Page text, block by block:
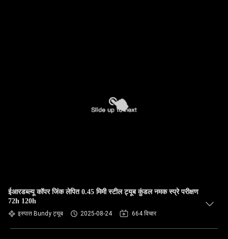
ईआरडब्ल्यू कॉपर जिंक लेपित 0.45 मिमी स्टील ट्यूब कुंडल नमक स्प्रे परीक्षण
72h 120h
इस्पात Bundy ट्यूब 2025-08-24 664 विचार